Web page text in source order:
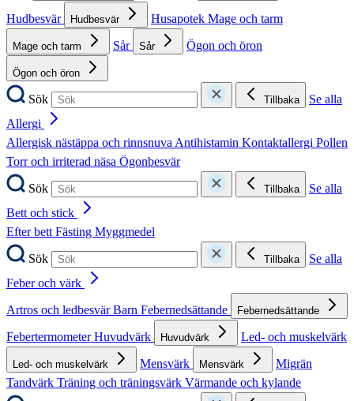
Hudbesvär
Hudbesvär Husapotek Mage och tarm
Mage och tarm Sår Sår Ögon och öron
Ögon och öron
Sök Tillbaka
Se alla
Allergi
Allergisk nästäppa och rinnsnuvaAntihistamin Kontaktallergi Pollen
Torr och irriterad näsa Ögonbesvär
Sök
Tillbaka
Se alla
Bett och stick
Efter bettFästing Myggmedel
Sök
Tillbaka
Se alla
Feber och värk
Artros och ledbesvärBarn Febernedsättande Febernedsättande
FebertermometerHuvudvärk Huvudvärk Led- och muskelvärk
Led- och muskelvärk Mensvärk Mensvärk
Migrän
Tandvärk Träning och träningsvärk Värmande och kylande